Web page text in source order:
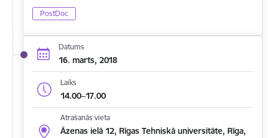
PostDoc
Datums
16. marts, 2018
Laiks
14.00–17.00
Atrašanās vieta
Āzenas ielā 12, Rīgas Tehniskā universitāte, Rīga,